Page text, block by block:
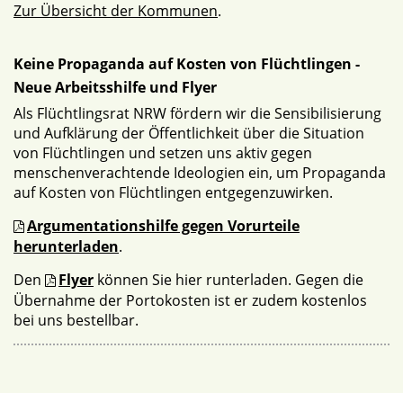
Zur Übersicht der Kommunen.
Keine Propaganda auf Kosten von Flüchtlingen -
Neue Arbeitsshilfe und Flyer
Als Flüchtlingsrat NRW fördern wir die Sensibilisierung
und Aufklärung der Öffentlichkeit über die Situation
von Flüchtlingen und setzen uns aktiv gegen
menschenverachtende Ideologien ein, um Propaganda
auf Kosten von Flüchtlingen entgegenzuwirken.
Argumentationshilfe gegen Vorurteile
herunterladen.
Den
Flyer können Sie hier runterladen. Gegen die
Übernahme der Portokosten ist er zudem kostenlos
bei uns bestellbar.